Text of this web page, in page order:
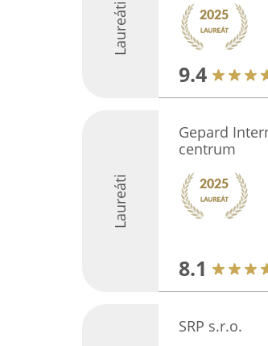
Laureáti
9.4
Laureáti
Gepard
centrum
8.1
SRP s.r.o.